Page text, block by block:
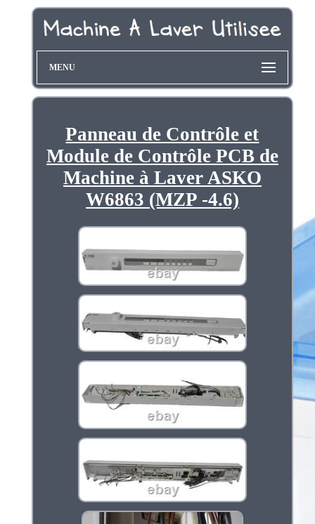
MENU
Panneau de Contrôle et
Module de Contrôle PCB de
Machine à Laver ASKO
W6863 (MZP -4.6)